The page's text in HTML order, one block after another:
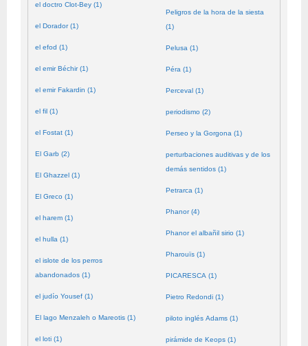
el doctro Clot-Bey (1)
el Dorador (1)
el efod (1)
el emir Béchir (1)
el emir Fakardin (1)
el fil (1)
el Fostat (1)
El Garb (2)
El Ghazzel (1)
El Greco (1)
el harem (1)
el hulla (1)
el islote de los perros
abandonados (1)
el judío Yousef (1)
El lago Menzaleh o Mareotis (1)
el loti (1)
Peligros de la hora de la siesta
(1)
Pelusa (1)
Péra (1)
Perceval (1)
periodismo (2)
Perseo y la Gorgona (1)
perturbaciones auditivas y de los
demás sentidos (1)
Petrarca (1)
Phanor (4)
Phanor el albañil sirio (1)
Pharouïs (1)
PICARESCA (1)
Pietro Redondi (1)
piloto inglés Adams (1)
pirámide de Keops (1)